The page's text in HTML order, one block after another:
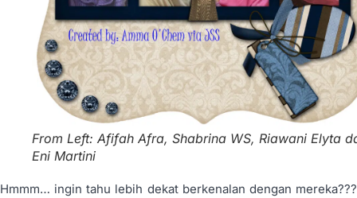
From Left: Afifah Afra, Shabrina WS, Riawani Elyta
Eni Martini
Hmmm… ingin tahu lebih dekat berkenalan dengan mereka???